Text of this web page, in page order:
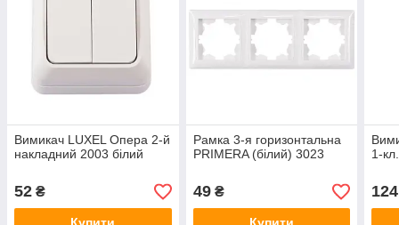
Вимикач LUXEL Опера 2-й
накладний 2003 білий
52 ₴
Рамка 3-я горизонтальна
PRIMERA (білий) 3023
49₴
1-
124